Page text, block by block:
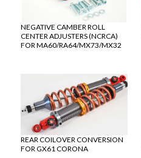
NEGATIVE CAMBER ROLL
CENTER ADJUSTERS (NCRCA)
FOR MA60/RA64/MX73/MX32
REAR COILOVER CONVERSION
FOR GX61 CORONA